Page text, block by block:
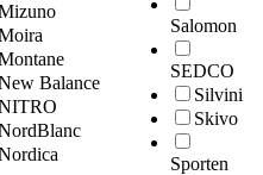
Balance
Salomon
SEDCO
Silvini
Skivo
Sporten